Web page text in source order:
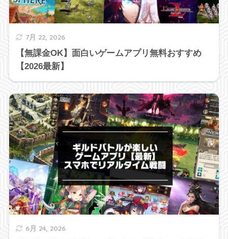
7月 22, 2026
【無課金OK】面白いゲームアプリ無料おすすめ
【2026最新】
6月 24, 2026